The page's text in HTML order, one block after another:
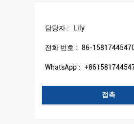
담당자 : Lily
전화 번호 : 86-
WhatsApp :
접촉